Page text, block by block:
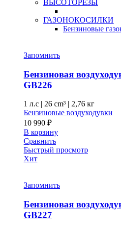
ВЫСОТОРЕЗЫ
ГАЗОНОКОСИЛКИ
Бензиновые
Запомнить
Бензиновая
GB226
1 л.с | 26 cm³ | 2,76 кг
Бензиновые воздуходувки
10 990 ₽
В корзину
Сравнить
Быстрый просмотр
Хит
Запомнить
Бензиновая
GB227